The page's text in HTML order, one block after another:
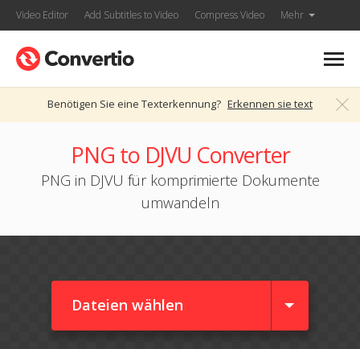
Video Editor Add Subtitles to Video Compress Video Mehr
Benötigen Sie eine Texterkennung? Erkennen sie text
PNG to DJVU Converter
PNG in DJVU für komprimierte Dokumente
umwandeln
Dateien wählen